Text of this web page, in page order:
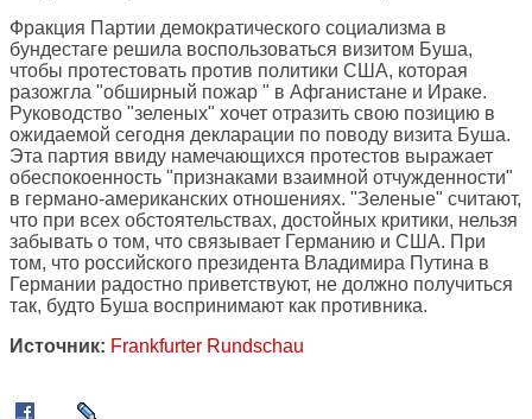
Фракция Партии демократического социализма в
бундестаге решила воспользоваться визитом Буша,
чтобы протестовать против политики США, которая
разожгла "обширный пожар " в Афганистане и Ираке.
Руководство "зеленых" хочет отразить свою позицию в
ожидаемой сегодня декларации по поводу визита Буша.
Эта партия ввиду намечающихся протестов выражает
обеспокоенность "признаками взаимной отчужденности"
в германо-американских отношениях. "Зеленые" считают,
что при всех обстоятельствах, достойных критики, нельзя
забывать о том, что связывает Германию и США. При
том, что российского президента Владимира Путина в
Германии радостно приветствуют, не должно получиться
так, будто Буша воспринимают как противника.
Источник: Frankfurter Rundschau